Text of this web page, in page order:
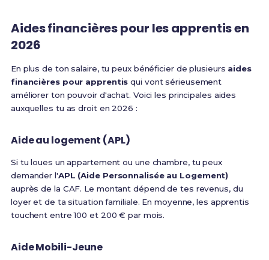
Aides financières pour les apprentis en
2026
En plus de ton salaire, tu peux bénéficier de plusieurs aides
financières pour apprentis qui vont sérieusement
améliorer ton pouvoir d'achat. Voici les principales aides
auxquelles tu as droit en 2026 :
Aide au logement (APL)
Si tu loues un appartement ou une chambre, tu peux
demander l'APL (Aide Personnalisée au Logement)
auprès de la CAF. Le montant dépend de tes revenus, du
loyer et de ta situation familiale. En moyenne, les apprentis
touchent entre 100 et 200 € par mois.
Aide Mobili-Jeune